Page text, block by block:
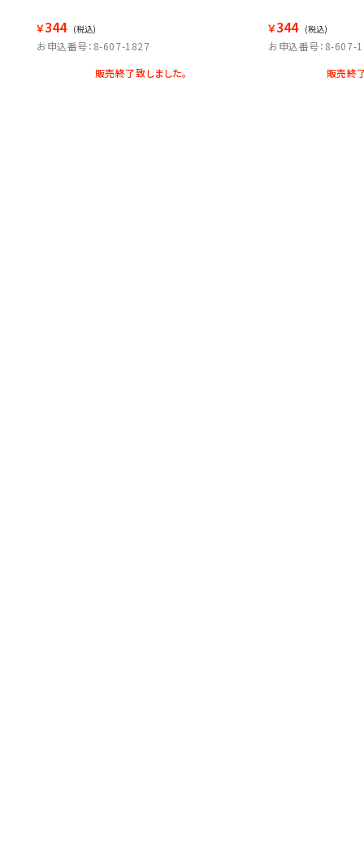
￥344 (税込)
お申込番号：8-607-1827
販売終了致しました。
￥344 (税込)
お申込番号：8-607-
販売終